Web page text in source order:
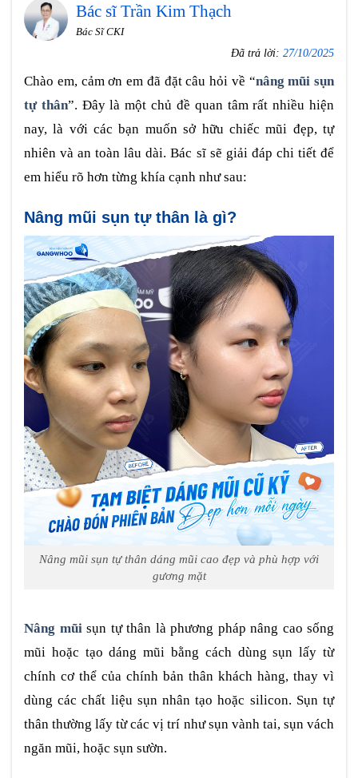
Bác sĩ Trần Kim Thạch
Bác Sĩ CKI
Đã trả lời: 27/10/2025
Chào em, cảm ơn em đã đặt câu hỏi về “nâng mũi sụn
tự thân”. Đây là một chủ đề quan tâm rất nhiều hiện
nay, là với các bạn muốn sở hữu chiếc mũi đẹp, tự
nhiên và an toàn lâu dài. Bác sĩ sẽ giải đáp chi tiết để
em hiểu rõ hơn từng khía cạnh như sau:
Nâng mũi sụn tự thân là gì?
Nâng mũi sụn tự thân dáng mũi cao đẹp và phù hợp với
gương mặt
Nâng mũi sụn tự thân là phương pháp nâng cao sống
mũi hoặc tạo dáng mũi bằng cách dùng sụn lấy từ
chính cơ thể của chính bản thân khách hàng, thay vì
dùng các chất liệu sụn nhân tạo hoặc silicon. Sụn tự
thân thường lấy từ các vị trí như sụn vành tai, sụn vách
ngăn mũi, hoặc sụn sườn.